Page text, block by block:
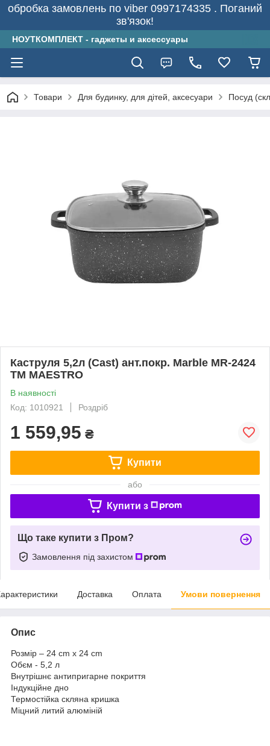
обробка замовлень по viber 0997174335 . Поганий
зв'язок!
НОУТКОМПЛЕКТ - гаджеты и аксессуары
Товари Для будинку, для дітей, аксесуари Посуд
Каструля 5,2л (Cast) ант.покр. Marble MR-2424
ТМ MAESTRO
В наявності
Код: 1010921
Роздріб
1 559,95 ₴
Купити
або
Купити з
Що таке купити з Пром?
Замовлення під захистом
Доставка Оплата Умови повернення
Опис
Розмір – 24 cm x 24 cm
Обєм - 5,2 л
Внутрішнє антипригарне покриття
Індукційне дно
Термостійка скляна кришка
Міцний литий алюміній